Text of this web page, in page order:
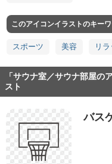
このアイコンイラストのキー
スポーツ 美容 リ
「サウナ室／サウナ部屋の
スト
バス